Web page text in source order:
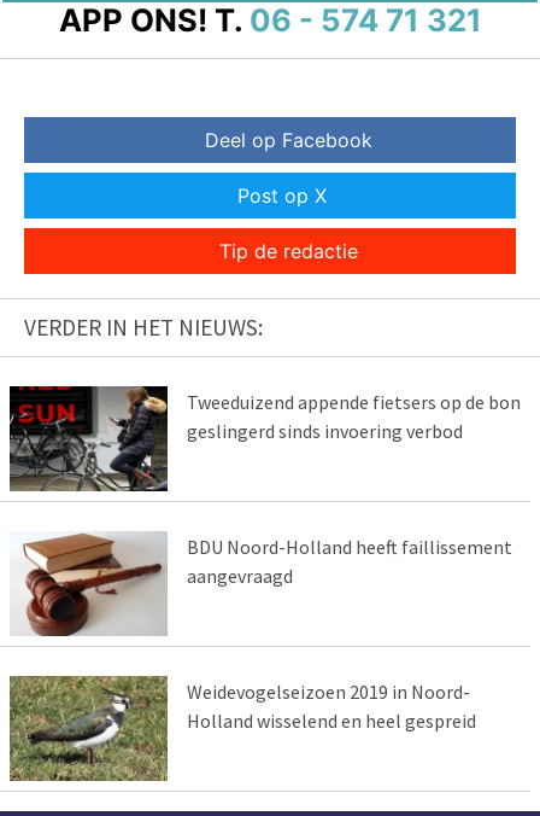
APP ONS! T. 06 - 574 71 321
Deel op Facebook
Post op X
Tip de redactie
VERDER IN HET NIEUWS:
Tweeduizend appende fietsers op de bon
geslingerd sinds invoering verbod
BDU Noord-Holland heeft faillissement
aangevraagd
Weidevogelseizoen 2019 in Noord-
Holland wisselend en heel gespreid